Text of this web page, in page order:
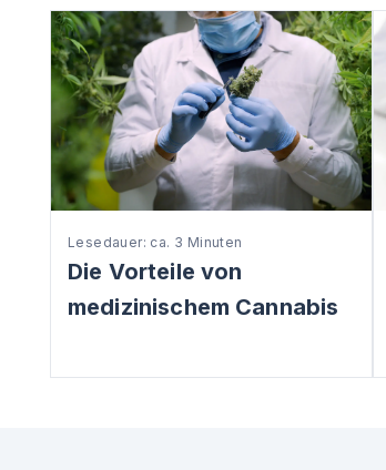
Lesedauer: ca. 3 Minuten
Die Vorteile von
medizinischem Cannabis